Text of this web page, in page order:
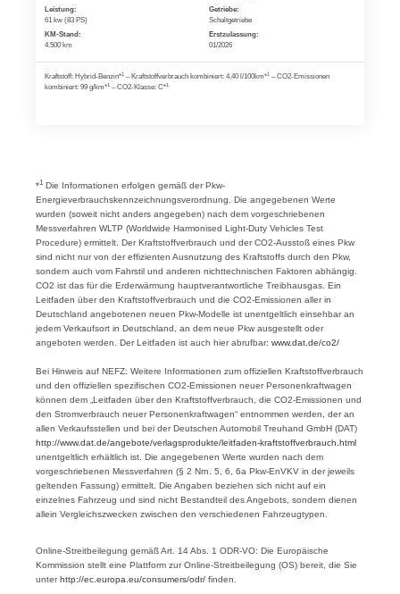
Leistung:
61 kw (83 PS)
Getriebe:
Schaltgetriebe
KM-Stand:
4.500 km
Erstzulassung:
01/2026
Kraftstoff: Hybrid-Benzin*1 – Kraftstoffverbrauch kombiniert: 4,40 l/100km*1 – CO2-Emissionen
kombiniert: 99 g/km*1 – CO2-Klasse: C*1
*1 Die Informationen erfolgen gemäß der Pkw-
Energieverbrauchskennzeichnungsverordnung. Die angegebenen Werte
wurden (soweit nicht anders angegeben) nach dem vorgeschriebenen
Messverfahren WLTP (Worldwide Harmonised Light-Duty Vehicles Test
Procedure) ermittelt. Der Kraftstoffverbrauch und der CO2-Ausstoß eines Pkw
sind nicht nur von der effizienten Ausnutzung des Kraftstoffs durch den Pkw,
sondern auch vom Fahrstil und anderen nichttechnischen Faktoren abhängig.
CO2 ist das für die Erderwärmung hauptverantwortliche Treibhausgas. Ein
Leitfaden über den Kraftstoffverbrauch und die CO2-Emissionen aller in
Deutschland angebotenen neuen Pkw-Modelle ist unentgeltlich einsehbar an
jedem Verkaufsort in Deutschland, an dem neue Pkw ausgestellt oder
angeboten werden. Der Leitfaden ist auch hier abrufbar: www.dat.de/co2/
Bei Hinweis auf NEFZ: Weitere Informationen zum offiziellen Kraftstoffverbrauch
und den offiziellen spezifischen CO2-Emissionen neuer Personenkraftwagen
können dem „Leitfaden über den Kraftstoffverbrauch, die CO2-Emissionen und
den Stromverbrauch neuer Personenkraftwagen“ entnommen werden, der an
allen Verkaufsstellen und bei der Deutschen Automobil Treuhand GmbH (DAT)
http://www.dat.de/angebote/verlagsprodukte/leitfaden-kraftstoffverbrauch.html
unentgeltlich erhältlich ist. Die angegebenen Werte wurden nach dem
vorgeschriebenen Messverfahren (§ 2 Nrn. 5, 6, 6a Pkw-EnVKV in der jeweils
geltenden Fassung) ermittelt. Die Angaben beziehen sich nicht auf ein
einzelnes Fahrzeug und sind nicht Bestandteil des Angebots, sondern dienen
allein Vergleichszwecken zwischen den verschiedenen Fahrzeugtypen.
Online-Streitbeilegung gemäß Art. 14 Abs. 1 ODR-VO: Die Europäische
Kommission stellt eine Plattform zur Online-Streitbeilegung (OS) bereit, die Sie
unterhttp://ec.europa.eu/consumers/odr/ finden.